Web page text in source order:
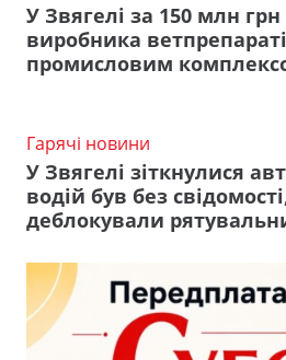
У Звягелі за 150 млн
виробника
промисловим
Гарячі новини
У Звягелі зіткнулися
водій був без
деблокували